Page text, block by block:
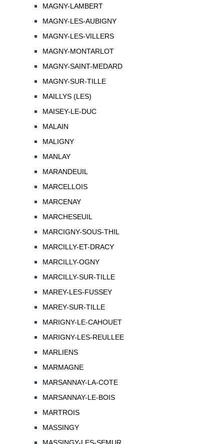
MAGNY-LAMBERT
MAGNY-LES-AUBIGNY
MAGNY-LES-VILLERS
MAGNY-MONTARLOT
MAGNY-SAINT-MEDARD
MAGNY-SUR-TILLE
MAILLYS (LES)
MAISEY-LE-DUC
MALAIN
MALIGNY
MANLAY
MARANDEUIL
MARCELLOIS
MARCENAY
MARCHESEUIL
MARCIGNY-SOUS-THIL
MARCILLY-ET-DRACY
MARCILLY-OGNY
MARCILLY-SUR-TILLE
MAREY-LES-FUSSEY
MAREY-SUR-TILLE
MARIGNY-LE-CAHOUET
MARIGNY-LES-REULLEE
MARLIENS
MARMAGNE
MARSANNAY-LA-COTE
MARSANNAY-LE-BOIS
MARTROIS
MASSINGY